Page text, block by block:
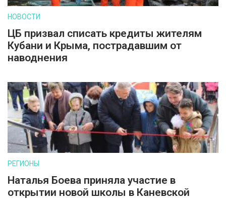
НОВОСТИ
ЦБ призвал списать кредиты жителям
Кубани и Крыма, пострадавшим от
наводнения
РЕГИОНЫ
Наталья Боева приняла участие в
открытии новой школы в Каневской